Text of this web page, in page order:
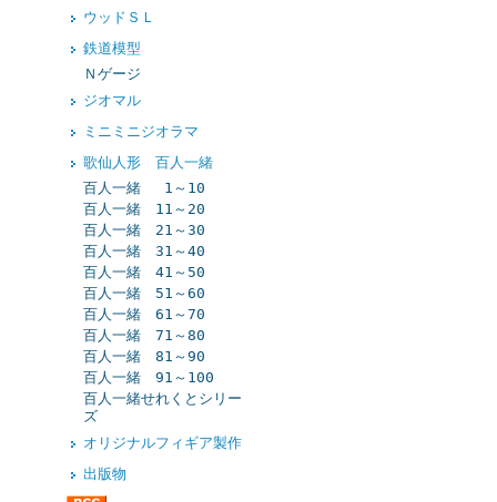
ウッドＳＬ
鉄道模型
Ｎゲージ
ジオマル
ミニミニジオラマ
歌仙人形 百人一緒
百人一緒 1～10
百人一緒 11～20
百人一緒 21～30
百人一緒 31～40
百人一緒 41～50
百人一緒 51～60
百人一緒 61～70
百人一緒 71～80
百人一緒 81～90
百人一緒 91～100
百人一緒せれくとシリー
ズ
オリジナルフィギア製作
出版物